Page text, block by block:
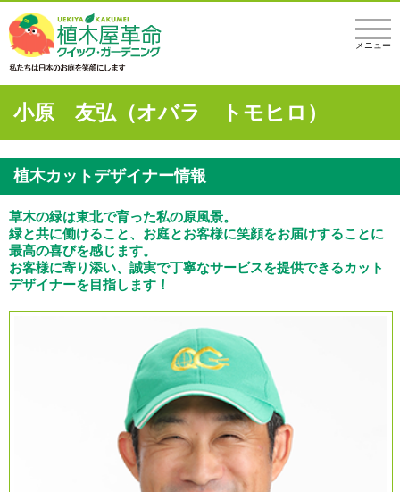
メニュー
小原 友弘（オバラ トモヒロ）
植木カットデザイナー情報
草木の緑は東北で育った私の原風景。
緑と共に働けること、お庭とお客様に笑顔をお届けすることに
最高の喜びを感じます。
お客様に寄り添い、誠実で丁寧なサービスを提供できるカット
デザイナーを目指します！